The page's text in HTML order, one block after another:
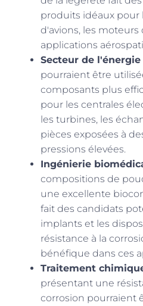
produits idéaux pour
d'avions, les moteurs
applications
Secteur de l'énergie
pourraient être
composants plus
pour les centrales
les turbines, les
pièces exposées à
pressions élevées.
Ingénierie
compositions de
une excellente
fait des candidats
implants et les
résistance à la
bénéfique dans ces
Traitement
présentant une
corrosion pourraient